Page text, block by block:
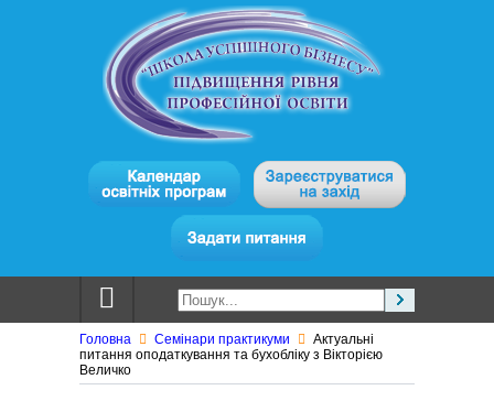
Головна Семінари практикуми
Актуальні
питання оподаткування та бухобліку з Вікторією
Величко